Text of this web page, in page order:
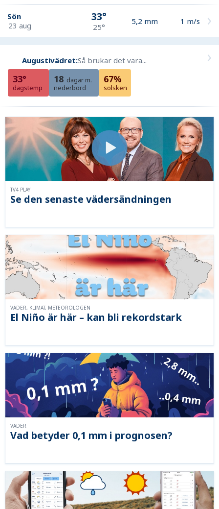
Sön
23 aug
33°
25°
5,2 mm 1 m/s
Augustivädret:Så brukar det vara...
33°
dagstemp
18 dagar m.
nederbörd
67%
solsken
Se den senaste vädersändningen
TV4 PLAY
El Niño är här – kan bli rekordstark
VÄDER, KLIMAT, METEOROLOGEN
Vad betyder 0,1 mm i prognosen?
VÄDER